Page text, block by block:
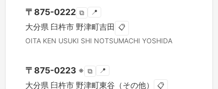
〒 875-0222 ⧉ 📍
大分県 臼杵市 野津町吉田 📋
OITA KEN USUKI SHI NOTSUMACHI YOSHIDA
〒 875-0223 ※ ⧉ 📍
大分県 臼杵市 野津町東谷（その他） 📋